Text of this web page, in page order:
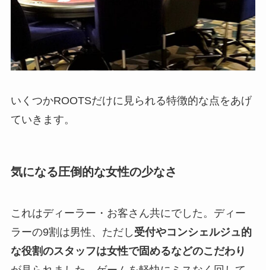
いくつかROOTSだけに見られる特徴的な点をあげ
ていきます。
気になる圧倒的な女性の少なさ
これはディーラー・お客さん共にでした。ディー
ラーの9割は男性、ただし 受付やコンシェルジュ的
な役割のスタッフは女性で固めるなどのこだわり